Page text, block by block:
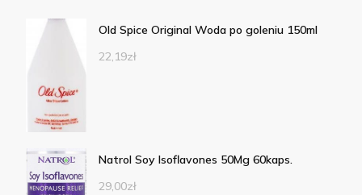
Old Spice Original Woda po goleniu 150ml
22,19zł
Natrol Soy Isoflavones 50Mg 60kaps.
29,00zł